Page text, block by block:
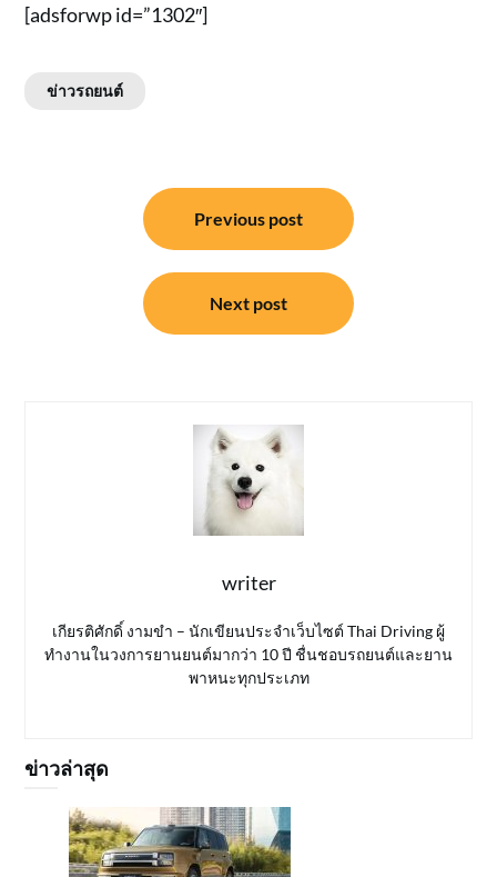
[adsforwp id=”1302″]
ข่าวรถยนต์
Previous post
Next post
writer
เกียรติศักดิ์ งามขำ – นักเขียนประจำเว็บไซต์ Thai Driving ผู้
ทำงานในวงการยานยนต์มากว่า 10 ปี ชื่นชอบรถยนต์และยาน
พาหนะทุกประเภท
ข่าวล่าสุด